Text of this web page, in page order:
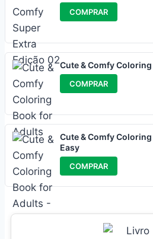
COMPRAR
Cute & Comfy
COMPRAR
Cute & Comfy
Easy
COMPRAR